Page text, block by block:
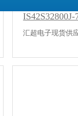
汇超电子现货供